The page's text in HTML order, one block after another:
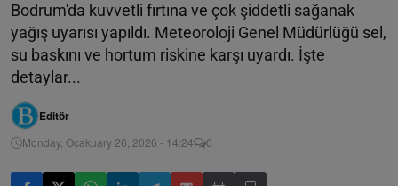
Bodrum'da kuvvetli fırtına ve çok şiddetli sağanak
yağış uyarısı yapıldı. Meteoroloji Genel Müdürlüğü sel,
su baskını ve hortum riskine karşı uyardı. İşte
detaylar...
Editör
Monday, Ocakuary 26, 2026 - 14:24 0